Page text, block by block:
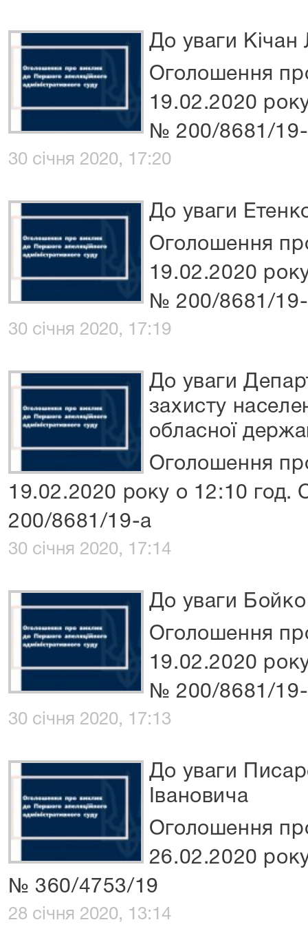
До уваги
Оголошення
19.02.2020
№ 200/8681/
30 січня 2020, 17:20
До уваги
Оголошення
19.02.2020
№ 200/8681/
30 січня 2020, 17:19
До уваги
захисту
обласної
Оголошення
19.02.2020 року о 12:10 год.
200/8681/19-а
30 січня 2020, 17:14
До уваги Бойко
Оголошення
19.02.2020
№ 200/8681/
30 січня 2020, 17:13
До уваги
Івановича
Оголошення
26.02.2020
№ 360/4753/19
28 січня 2020, 13:14